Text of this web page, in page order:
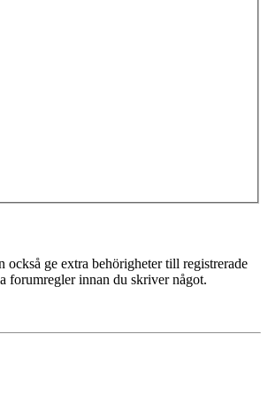
ge extra behörigheter till registrerade
forumregler innan du skriver något.